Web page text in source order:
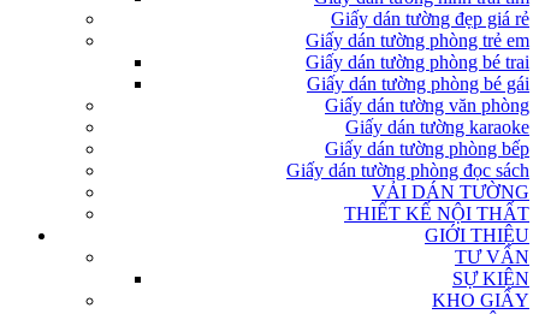
Giấy dán tường đẹp giá rẻ
Giấy dán tường phòng trẻ em
Giấy dán tường phòng bé trai
Giấy dán tường phòng bé gái
Giấy dán tường văn phòng
Giấy dán tường karaoke
Giấy dán tường phòng bếp
Giấy dán tường phòng đọc sách
VẢI DÁN TƯỜNG
THIẾT KẾ NỘI THẤT
GIỚI THIỆU
TƯ VẤN
SỰ KIỆN
KHO GIẤY